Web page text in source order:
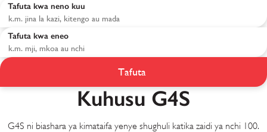
Tafuta kwa neno kuu
Tafuta kwa eneo
Tafuta
Kuhusu G4S
G4S ni biashara ya kimataifa yenye shughuli katika zaidi ya nchi 100.